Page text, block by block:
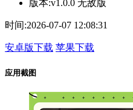
版本:v1.0.0 无敌版
时间:2026-07-07 12:08:31
安卓版下载 苹果下载
应用截图